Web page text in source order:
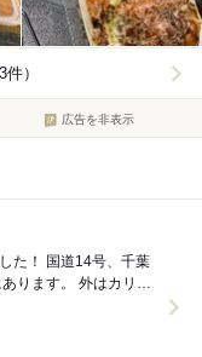
）
広告を非表示
、千葉
外はカリカ